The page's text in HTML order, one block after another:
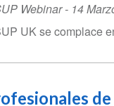
Webinar- 14
UK se complace